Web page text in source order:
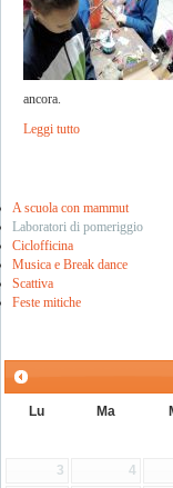
ancora.
Leggi tutto
A scuola con mammut
Laboratori di pomeriggio
Ciclofficina
Musica e Break dance
Scattiva
Feste mitiche
Lu Ma
3
4